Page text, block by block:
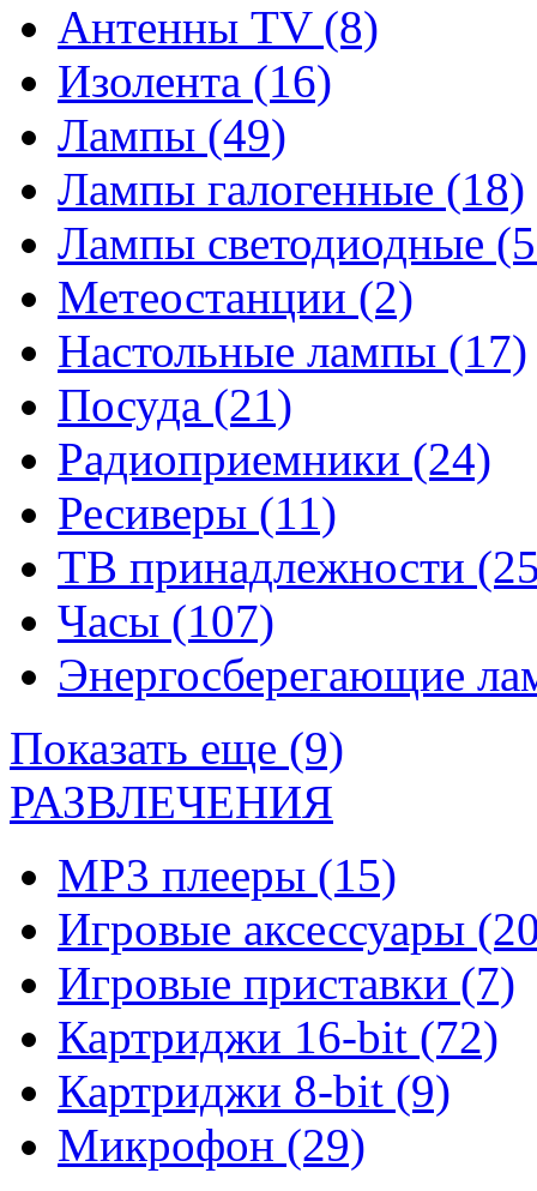
Антенны TV (8)
Изолента (16)
Лампы (49)
Лампы галогенные (18)
Лампы светодиодные
Метеостанции (2)
Настольные лампы (17)
Посуда (21)
Радиоприемники (24)
Ресиверы (11)
ТВ принадлежности
Часы (107)
Энергосберегающие
Показать еще (9)
РАЗВЛЕЧЕНИЯ
MP3 плееры (15)
Игровые аксессуары
Игровые приставки (7)
Картриджи 16-bit (72)
Картриджи 8-bit (9)
Микрофон (29)